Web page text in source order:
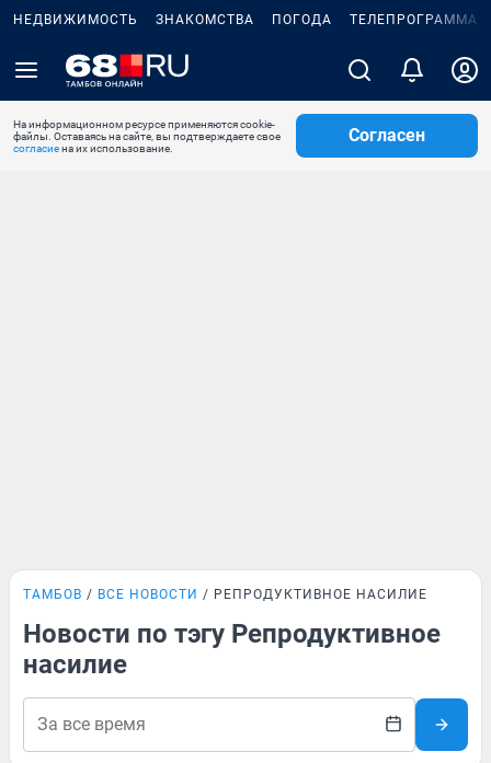
НЕДВИЖИМОСТЬ ЗНАКОМСТВА ПОГОДА ТЕЛЕПРОГРАММА
На информационном ресурсе применяются cookie-
файлы. Оставаясь на сайте, вы подтверждаете свое
согласиена их использование.
Согласен
ТАМБОВ ВСЕ НОВОСТИ РЕПРОДУКТИВНОЕ НАСИЛИЕ
Новости по тэгу Репродуктивное
насилие